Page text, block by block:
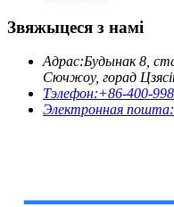
Звяжыцеся з намі
Адрас:Будынак 8,
Сючжоу, горад
Тэлефон:+86-400-
Электронная пошта: